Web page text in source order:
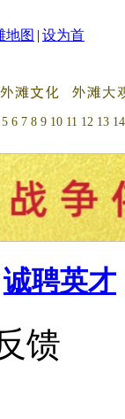
地图 | 设为首
5 6 7 8 9 10 11 12 13 14
诚聘英才
馈